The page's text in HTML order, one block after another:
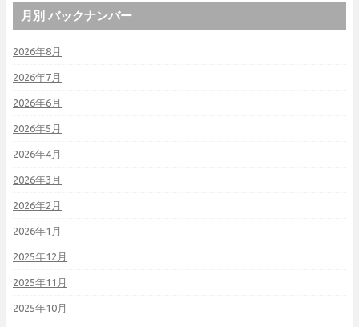
月別 バックナンバー
2026年8月
2026年7月
2026年6月
2026年5月
2026年4月
2026年3月
2026年2月
2026年1月
2025年12月
2025年11月
2025年10月